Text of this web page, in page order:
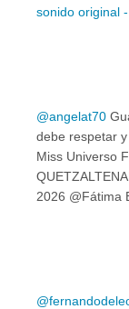
sonido original
@angelat70
debe respetar
Miss Universo
2026 @Fátima